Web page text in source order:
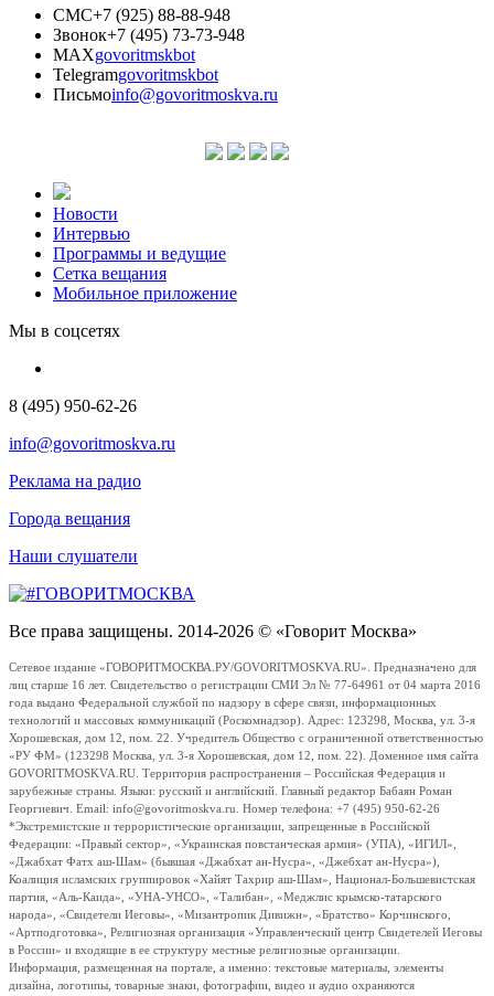
СМС+7 (925) 88-88-948
Звонок+7 (495) 73-73-948
MAXgovoritmskbot
Telegramgovoritmskbot
Письмоinfo@govoritmoskva.ru
Новости
Интервью
Программы и ведущие
Сетка вещания
Мобильное приложение
Мы в соцсетях
8 (495) 950-62-26
info@govoritmoskva.ru
Реклама на радио
Города вещания
Наши слушатели
Все права защищены. 2014-2026 © «Говорит Москва»
Сетевое издание «ГОВОРИТМОСКВА.РУ/GOVORITMOSKVA.RU». Предназначено для
лиц старше 16 лет. Свидетельство о регистрации СМИ Эл № 77-64961 от 04 марта 2016
года выдано Федеральной службой по надзору в сфере связи, информационных
технологий и массовых коммуникаций (Роскомнадзор). Адрес: 123298, Москва, ул. 3-я
Хорошевская, дом 12, пом. 22. Учредитель Общество с ограниченной ответственностью
«РУ ФМ» (123298 Москва, ул. 3-я Хорошевская, дом 12, пом. 22). Доменное имя сайта
GOVORITMOSKVA.RU. Территория распространения – Российская Федерация и
зарубежные страны. Языки: русский и английский. Главный редактор Бабаян Роман
Георгиевич. Email: info@govoritmoskva.ru. Номер телефона: +7 (495) 950-62-26
*Экстремистские и террористические организации, запрещенные в Российской
Федерации: «Правый сектор», «Украинская повстанческая армия» (УПА), «ИГИЛ»,
«Джабхат Фатх аш-Шам» (бывшая «Джабхат ан-Нусра», «Джебхат ан-Нусра»),
Коалиция исламских группировок «Хайят Тахрир аш-Шам», Национал-Большевистская
партия, «Аль-Каида», «УНА-УНСО», «Талибан», «Меджлис крымско-татарского
народа», «Свидетели Иеговы», «Мизантропик Дивижн», «Братство» Корчинского,
«Артподготовка», Религиозная организация «Управленческий центр Свидетелей Иеговы
в России» и входящие в ее структуру местные религиозные организации.
Информация, размещенная на портале, а именно: текстовые материалы, элементы
дизайна, логотипы, товарные знаки, фотографии, видео и аудио охраняются